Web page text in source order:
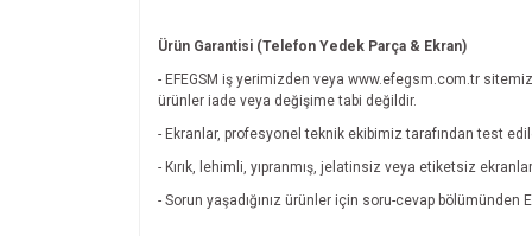
Ürün Garantisi (Telefon Yedek Parça & Ekran)
- EFEGSM iş yerimizden veya www.efegsm.com.tr
ürünler iade veya değişime tabi değildir.
- Ekranlar, profesyonel teknik ekibimiz tarafından test
- Kırık, lehimli, yıpranmış, jelatinsiz veya etiketsiz
- Sorun yaşadığınız ürünler için soru-cevap